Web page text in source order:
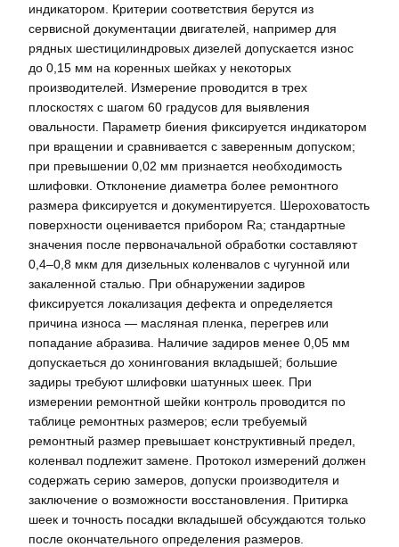
индикатором. Критерии соответствия берутся из
сервисной документации двигателей, например для
рядных шестицилиндровых дизелей допускается износ
до 0,15 мм на коренных шейках у некоторых
производителей. Измерение проводится в трех
плоскостях с шагом 60 градусов для выявления
овальности. Параметр биения фиксируется индикатором
при вращении и сравнивается с заверенным допуском;
при превышении 0,02 мм признается необходимость
шлифовки. Отклонение диаметра более ремонтного
размера фиксируется и документируется. Шероховатость
поверхности оценивается прибором Ra; стандартные
значения после первоначальной обработки составляют
0,4–0,8 мкм для дизельных коленвалов с чугунной или
закаленной сталью. При обнаружении задиров
фиксируется локализация дефекта и определяется
причина износа — масляная пленка, перегрев или
попадание абразива. Наличие задиров менее 0,05 мм
допускаеться до хонингования вкладышей; большие
задиры требуют шлифовки шатунных шеек. При
измерении ремонтной шейки контроль проводится по
таблице ремонтных размеров; если требуемый
ремонтный размер превышает конструктивный предел,
коленвал подлежит замене. Протокол измерений должен
содержать серию замеров, допуски производителя и
заключение о возможности восстановления. Притирка
шеек и точность посадки вкладышей обсуждаются только
после окончательного определения размеров.